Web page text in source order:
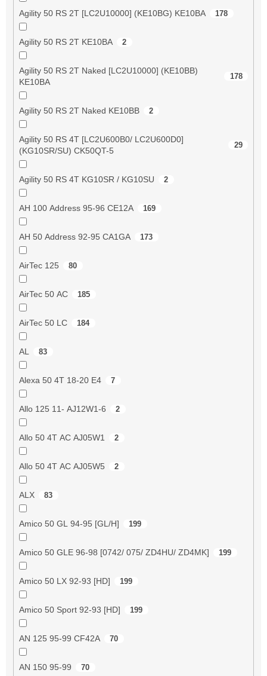
Agility 50 RS 2T [LC2U10000] (KE10BG) KE10BA 178
Agility 50 RS 2T KE10BA 2
Agility 50 RS 2T Naked [LC2U10000] (KE10BB)
KE10BA
178
Agility 50 RS 2T Naked KE10BB 2
Agility 50 RS 4T [LC2U600B0/ LC2U600D0]
(KG10SR/SU) CK50QT-5
29
Agility 50 RS 4T KG10SR / KG10SU 2
AH 100 Address 95-96 CE12A 169
AH 50 Address 92-95 CA1GA 173
AirTec 125 80
AirTec 50 AC 185
AirTec 50 LC 184
AL 83
Alexa 50 4T 18-20 E4 7
Allo 125 11- AJ12W1-6 2
Allo 50 4T AC AJ05W1 2
Allo 50 4T AC AJ05W5 2
ALX 83
Amico 50 GL 94-95 [GL/H] 199
Amico 50 GLE 96-98 [0742/ 075/ ZD4HU/ ZD4MK] 199
Amico 50 LX 92-93 [HD] 199
Amico 50 Sport 92-93 [HD] 199
AN 125 95-99 CF42A 70
AN 150 95-99 70